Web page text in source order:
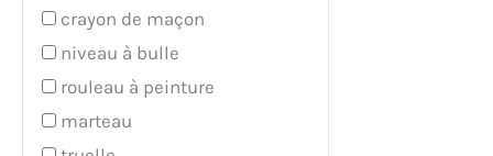
crayon de maçon
niveau à bulle
rouleau à peinture
marteau